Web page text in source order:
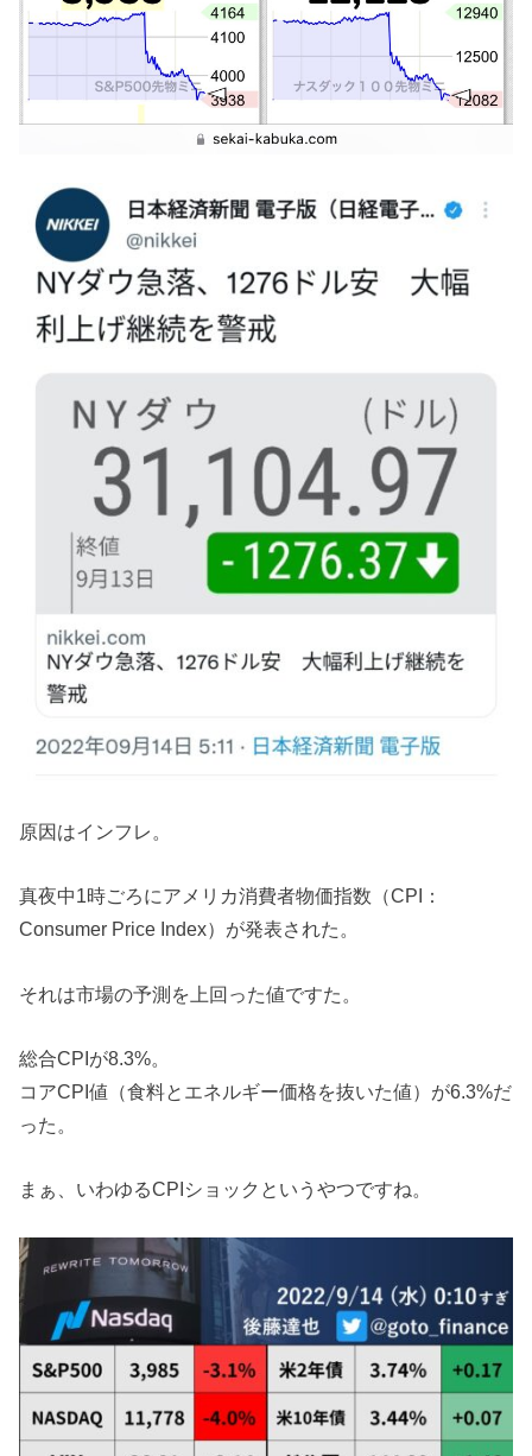
原因はインフレ。
真夜中1時ごろにアメリカ消費者物価指数（CPI：
Consumer Price Index）が発表された。
それは市場の予測を上回った値ですた。
総合CPIが8.3%。
コアCPI値（食料とエネルギー価格を抜いた値）が6.3%だ
った。
まぁ、いわゆるCPIショックというやつですね。